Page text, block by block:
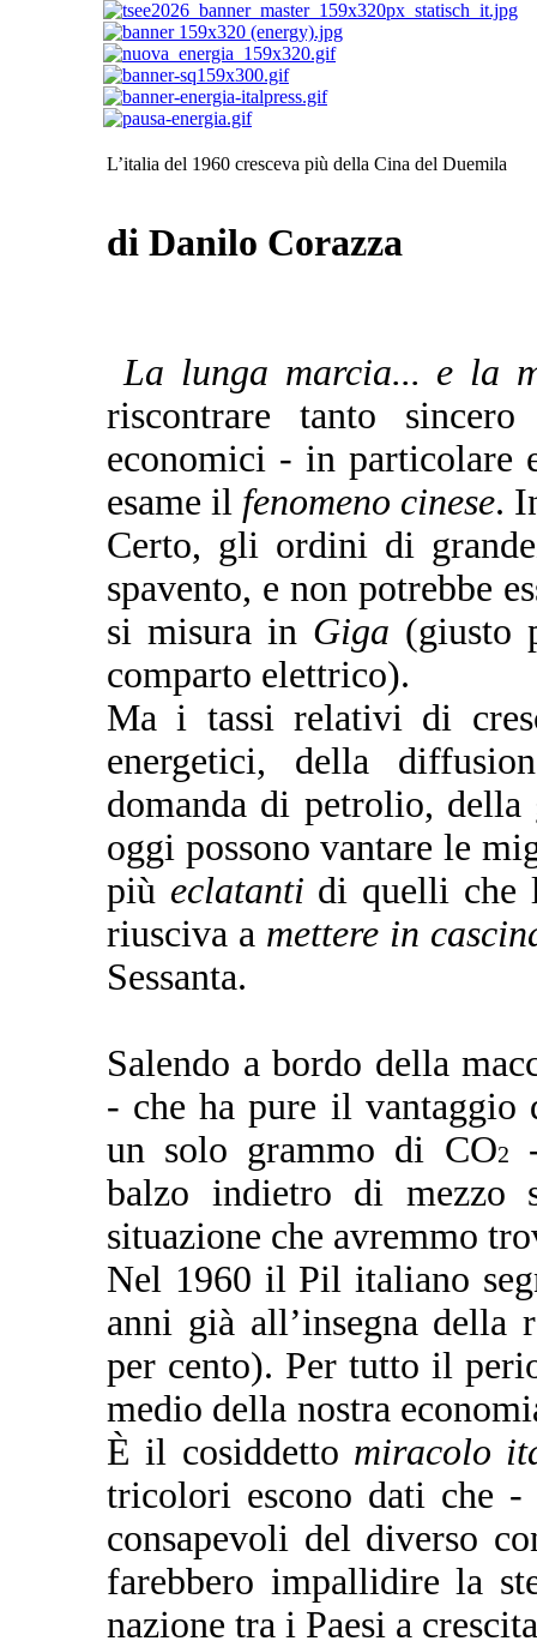
L’italia del 1960 cresceva più della Cina del Duemila
di Danilo Corazza
La lunga marcia... e la
riscontrare tanto
economici - in particolare
esame il fenomeno cinese.
Certo, gli ordini di
spavento, e non potrebbe
si misura in Giga (giusto
comparto elettrico).
Ma i tassi relativi di
energetici, della
domanda di petrolio, della
oggi possono vantare le
più eclatanti di quelli che
riusciva a mettere in
Sessanta.
Salendo a bordo della
- che ha pure il vantaggio
un solo grammo di CO2
balzo indietro di mezzo
situazione che avremmo
Nel 1960 il Pil italiano
anni già all’insegna della
per cento). Per tutto il
medio della nostra
È il cosiddetto miracolo
tricolori escono dati che
consapevoli del diverso
farebbero impallidire la
nazione tra i Paesi a